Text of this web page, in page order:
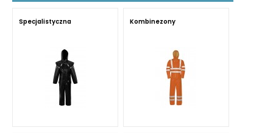
Specjalistyczna Kombinezony